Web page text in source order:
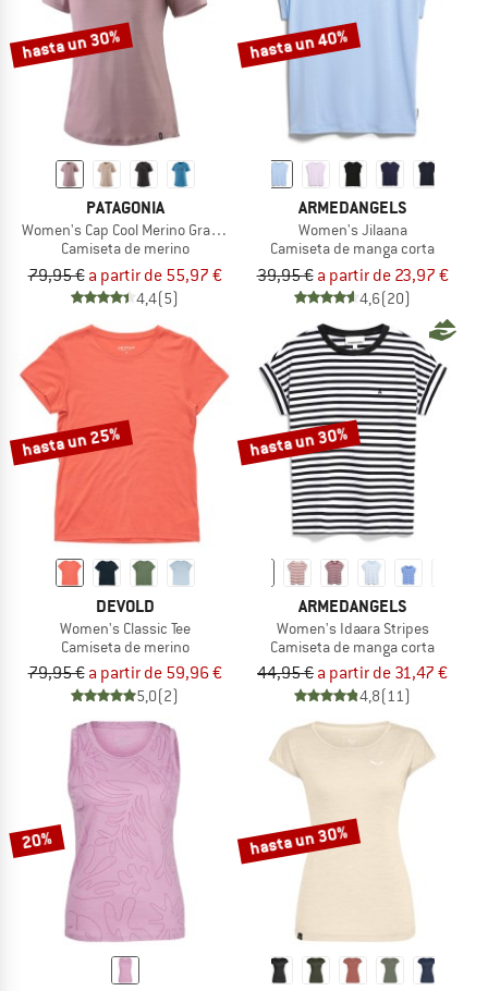
hasta un 30%
PATAGONIA
Women's Cap Cool Merino Graphic Shirt
Camiseta de merino
79,95 € a partir de 55,97 €
4,4(5)
hasta un 40%
ARMEDANGELS
Women's Jilaana
Camiseta de manga corta
39,95 € a partir de 23,97 €
4,6(20)
hasta un 25%
DEVOLD
Women's Classic Tee
Camiseta de merino
79,95 € a partir de 59,96 €
5,0(2)
hasta un 30%
ARMEDANGELS
Women's Idaara Stripes
Camiseta de manga corta
44,95 € a partir de 31,47 €
4,8(11)
20% hasta un 30%